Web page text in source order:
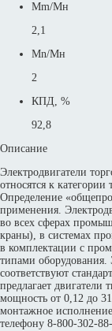
Mm/Mн
2,1
Mn/Mн
2
КПД, %
92,8
Описание
Электродвигатели
относятся к
Определение
применения.
во всех сферах
краны), в системах
в комплектации с
типами
соответствуют
предлагает
мощность от 0,12 до
монтажное
телефону 8-800-302-